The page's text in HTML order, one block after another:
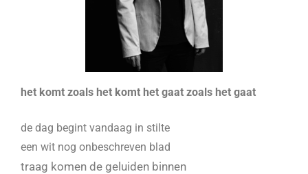
het komt zoals het komt het gaat zoals het gaat
de dag begint vandaag in stilte
een wit nog onbeschreven blad
traag komen de geluiden binnen